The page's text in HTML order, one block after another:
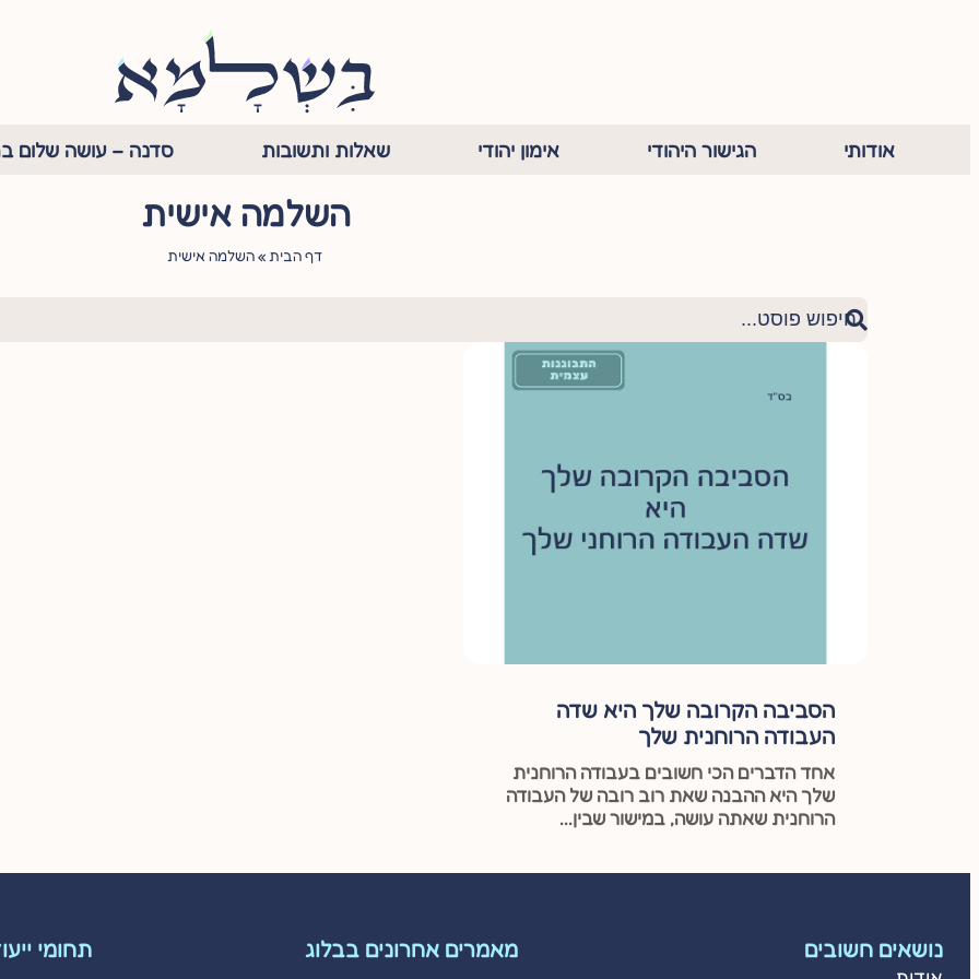
אודותי הגישור היהודי אימון יהודי שאלות ותשובות סדנה – עושה שלום
השלמה אישית
דף הבית »השלמה אישית
הסביבה הקרובה שלך היא שדה
העבודה הרוחנית שלך
אחד הדברים הכי חשובים בעבודה הרוחנית
שלך היא ההבנה שאת רוב רובה של העבודה
הרוחנית שאתה עושה, במישור שבין...
נושאים חשובים מאמרים אחרונים בבלוג תחומי